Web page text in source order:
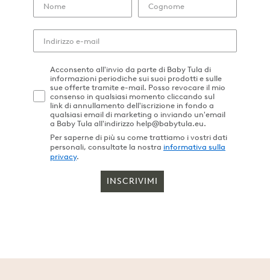
Acconsento all'invio da parte di Baby Tula di
informazioni periodiche sui suoi prodotti e sulle
sue offerte tramite e-mail. Posso revocare il mio
consenso in qualsiasi momento cliccando sul
link di annullamento dell'iscrizione in fondo a
qualsiasi email di marketing o inviando un'email
a Baby Tula all'indirizzo help@babytula.eu.
Per saperne di più su come trattiamo i vostri dati
personali, consultate la nostra informativa sulla
privacy.
INSCRIVIMI